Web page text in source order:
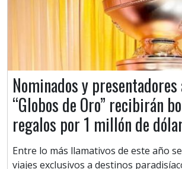
Nominados y presentadores
“Globos de Oro” recibirán
regalos por 1 millón de
Entre lo más llamativos de este año
viajes exclusivos a destinos